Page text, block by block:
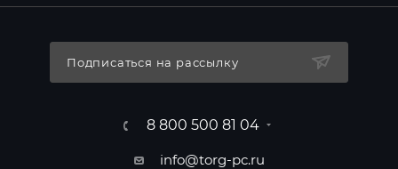
Подписаться на рассылку
8 800 500 81 04
info@torg-pc.ru